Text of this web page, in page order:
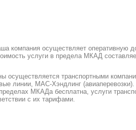
компания осуществляет оперативную
услуги в предела МКАД
осуществляется транспортными
линии, МАС-Хэндлинг (авиаперевозки).
МКАДа бесплатна, услуги
с их тарифами.